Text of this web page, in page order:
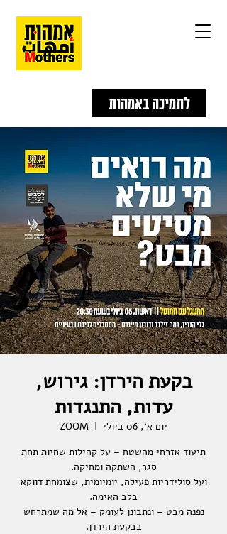
לתמיכה באמהות
בקעת הירדן: גירוש,
עדות, התנגדות
יום א׳, 06 ביולי
  |
ZOOM
תיעוד אזרחי מהשטח – על קהילות שחיות תחת
ועל סולידריות פעילה, יומיומית, שצומחת דווקא
נפנה מבט – ונתבונן לעומק – אל מה שמתרחש